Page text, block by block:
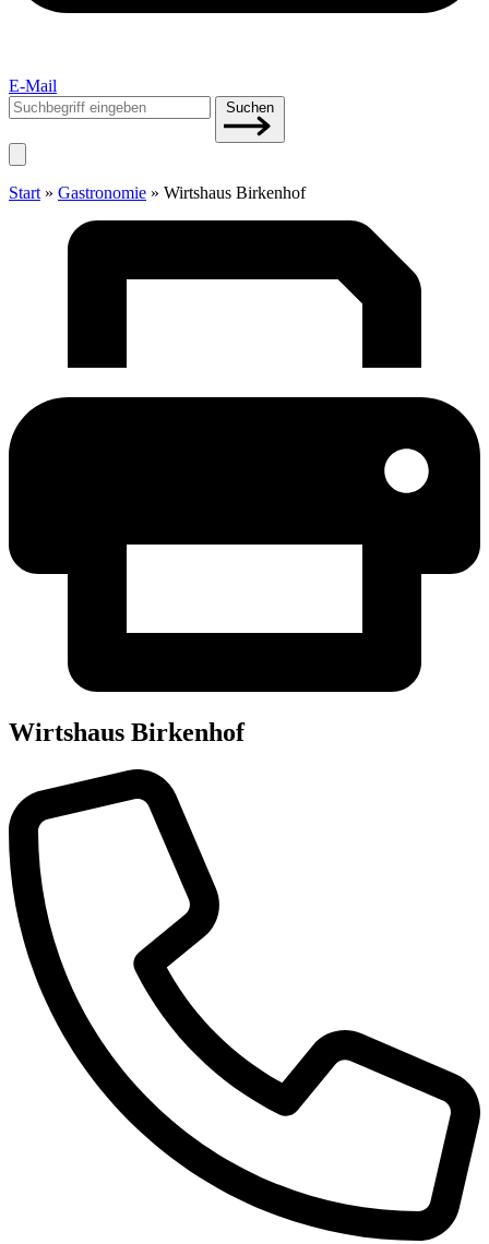
E-Mail
Suchen
nach:
Suchen
Start » Gastronomie » Wirts­haus Birkenhof
Wirts­haus Birkenhof